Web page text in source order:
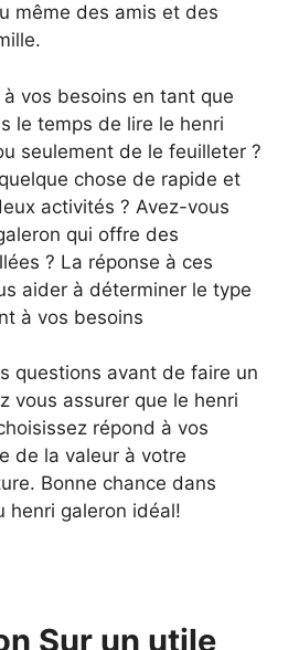
même des amis et des
vos besoins en tant que
le temps de lire le henri
seulement de le feuilleter ?
chose de rapide et
activités ? Avez-vous
qui offre des
? La réponse à ces
aider à déterminer le type
à vos besoins
questions avant de faire un
vous assurer que le henri
répond à vos
de la valeur à votre
Bonne chance dans
henri galeron idéal!
Sur un utile